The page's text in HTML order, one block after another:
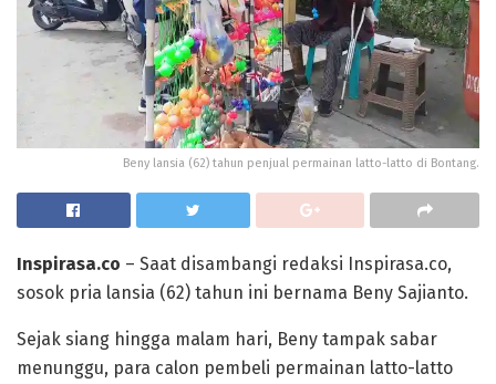
Beny lansia (62) tahun penjual permainan latto-latto di Bontang.
Inspirasa.co – Saat disambangi redaksi Inspirasa.co,
sosok pria lansia (62) tahun ini bernama Beny Sajianto.
Sejak siang hingga malam hari, Beny tampak sabar
menunggu, para calon pembeli permainan latto-latto